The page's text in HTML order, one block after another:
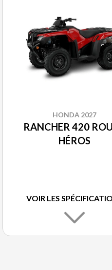
HONDA 2027
RANCHER 420
HÉROS
VOIR LES